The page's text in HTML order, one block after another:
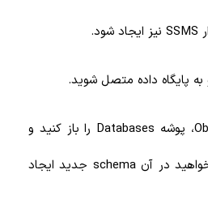
در Object Explorer، پوشه Databases را باز کنید و
نمونه پایگاه داده را که می خواهید در آن schema جدید ایجاد